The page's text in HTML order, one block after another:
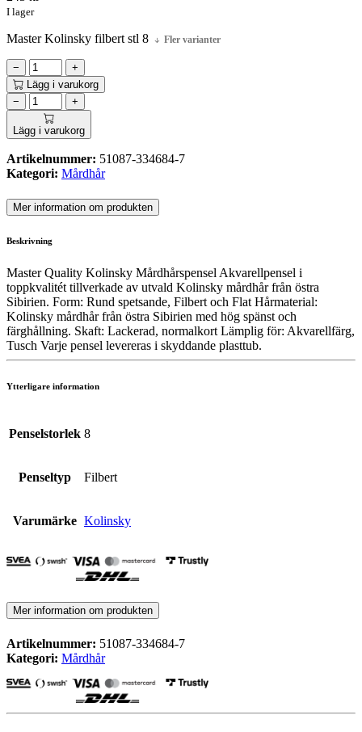
I lager
Master Kolinsky filbert stl 8 Fler varianter
−
+
Lägg i varukorg
−
+
Lägg i varukorg
Artikelnummer: 51087-334684-7
Kategori: Mårdhår
Mer information om produkten
Beskrivning
Master Quality Kolinsky Mårdhårspensel Akvarellpensel i
toppkvalitét tillverkade av utvald Kolinsky mårdhår från östra
Sibirien. Form: Rund spetsande, Filbert och Flat Hårmaterial:
Kolinsky mårdhår från östra Sibirien med hög spänst och
färghållning. Skaft: Lackerad, normalkort Lämplig för: Akvarellfärg,
Tusch Varje pensel levereras i skyddande plasttub.
Ytterligare information
Penselstorlek 8
Penseltyp Filbert
Varumärke Kolinsky
Mer information om produkten
Artikelnummer: 51087-334684-7
Kategori: Mårdhår